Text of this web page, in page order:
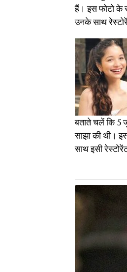
हैं। इस फोटो के
उनके साथ
बताते चलें कि 5
साझा की थी।
साथ इसी